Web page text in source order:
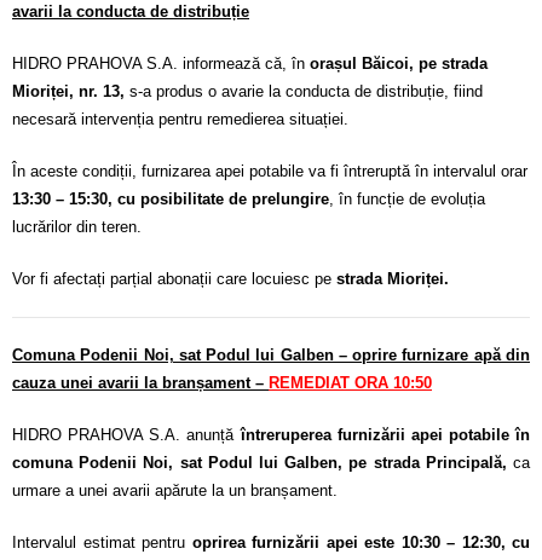
avarii la conducta de distribuție
HIDRO PRAHOVA S.A. informează că, în orașul Băicoi, pe strada
Mioriței, nr. 13, s-a produs o avarie la conducta de distribuție, fiind
necesară intervenția pentru remedierea situației.
În aceste condiții, furnizarea apei potabile va fi întreruptă în intervalul orar
13:30 – 15:30, cu posibilitate de prelungire , în funcție de evoluția
lucrărilor din teren.
Vor fi afectați parțial abonații care locuiesc pe strada Mioriței.
Comuna Podenii Noi, sat Podul lui Galben – oprire furnizare apă din
cauza unei avarii la branșament – REMEDIAT ORA 10:50
HIDRO PRAHOVA S.A. anunțăîntreruperea furnizării apei potabile în
comuna Podenii Noi, sat Podul lui Galben, pe strada Principală, ca
urmare a unei avarii apărute la un branșament.
Intervalul estimat pentru oprirea furnizării apei este 10:30 – 12:30, cu